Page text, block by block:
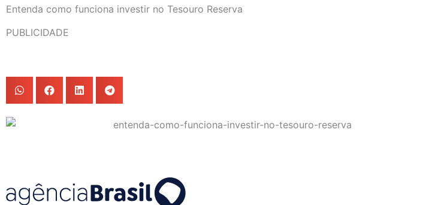
Entenda como funciona investir no Tesouro Reserva
PUBLICIDADE